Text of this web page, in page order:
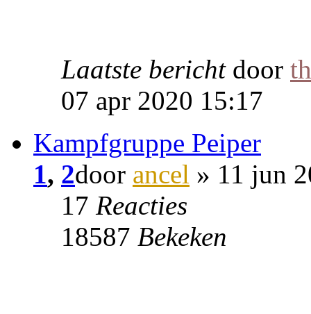
Laatste bericht door
07 apr 2020 15:17
Kampfgruppe Peiper
1, 2door ancel » 11 jun
17 Reacties
18587 Bekeken